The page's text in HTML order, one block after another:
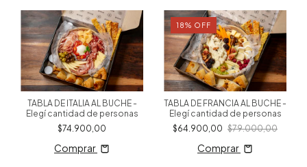
TABLA DE ITALIA AL BUCHE -
Elegí cantidad de personas
$74.900,00
Comprar
18% OFF
TABLA DE FRANCIA AL BUCHE -
Elegí cantidad de personas
$64.900,00 $79.000,00
Comprar